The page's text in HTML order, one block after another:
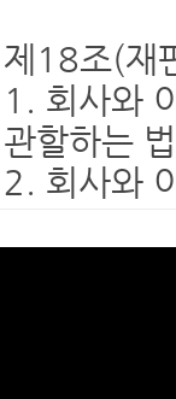
제18조(재
1. 회사와
관할하는
2. 회사와